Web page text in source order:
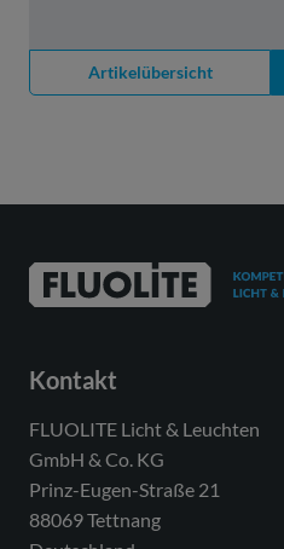
Artikelübersicht
Kontakt
FLUOLITE Licht & Leuchten
GmbH & Co. KG
Prinz-Eugen-Straße 21
88069 Tettnang